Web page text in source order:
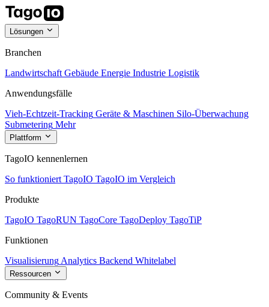
Lösungen
Branchen
Landwirtschaft Gebäude Energie Industrie Logistik
Anwendungsfälle
Vieh-Echtzeit-Tracking Geräte & Maschinen Silo-Überwachung
Submetering Mehr
Plattform
TagoIO kennenlernen
So funktioniert TagoIO TagoIO im Vergleich
Produkte
TagoIO TagoRUN TagoCore TagoDeploy TagoTiP
Funktionen
Visualisierung Analytics Backend Whitelabel
Ressourcen
Community & Events